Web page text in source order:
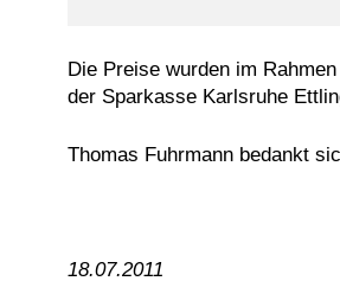
Die Preise wurden im
der Sparkasse Karlsruhe
Thomas Fuhrmann bedankt
18.07.2011